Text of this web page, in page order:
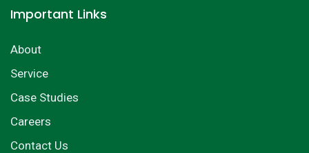
Important Links
About
Service
Case Studies
Careers
Contact Us